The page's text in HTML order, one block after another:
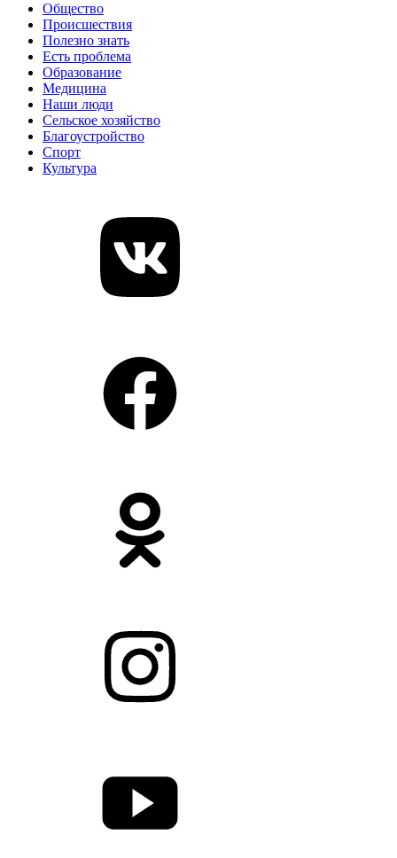
Общество
Происшествия
Полезно знать
Есть проблема
Образование
Медицина
Наши люди
Сельское хозяйство
Благоустройство
Спорт
Культура